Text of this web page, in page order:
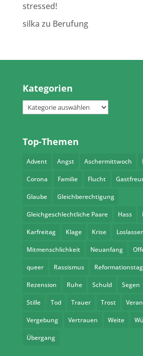
stressed!
silka zu Berufung
Kategorien
Kategorien
Top-Themen
Advent Angst Aschermittwoch
Corona Familie Flucht
Glaube Gleichberechtigung
Gleichgeschlechtliche Paare Hass
Karfreitag Klage Krise
Mitmenschlichkeit Neuanfang
queer Rassismus Reformationstag
Rezension Ruhe Schuld Segen
Stille Tod Trauer Trost
Vergebung Vertrauen Weite
Übergang